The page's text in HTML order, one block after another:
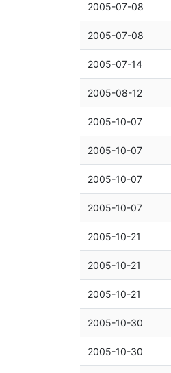
2005-07-08
2005-07-08
2005-07-14
2005-08-12
2005-10-07
2005-10-07
2005-10-07
2005-10-07
2005-10-21
2005-10-21
2005-10-21
2005-10-30
2005-10-30